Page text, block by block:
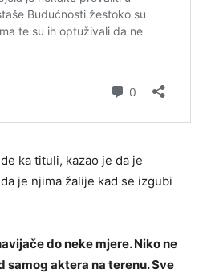
ka tituli, kazao je da je
je njima žalije kad se izgubi
do neke mjere. Niko ne
aktera na terenu. Sve